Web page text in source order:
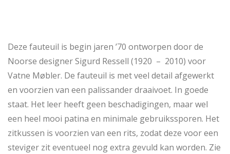
Deze fauteuil is begin jaren ’70 ontworpen door de
Noorse designer Sigurd Ressell (1920 – 2010) voor
Vatne Møbler. De fauteuil is met veel detail afgewerkt
en voorzien van een palissander draaivoet. In goede
staat. Het leer heeft geen beschadigingen, maar wel
een heel mooi patina en minimale gebruikssporen. Het
zitkussen is voorzien van een rits, zodat deze voor een
steviger zit eventueel nog extra gevuld kan worden. Zie